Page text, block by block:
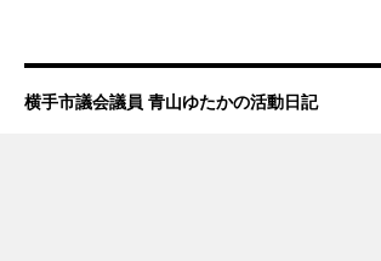
横手市議会議員 青山ゆたかの活動日記